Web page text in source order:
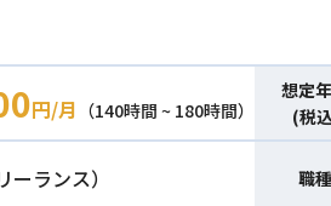
円/月 （140時間 ~ 180時間）
想定
(税
ランス） 職種